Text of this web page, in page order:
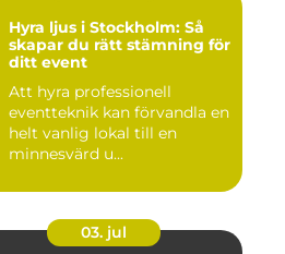
Hyra ljus i Stockholm: Så
skapar du rätt stämning för
ditt event
Att hyra professionell
eventteknik kan förvandla en
helt vanlig lokal till en
minnesvärd u...
03. jul